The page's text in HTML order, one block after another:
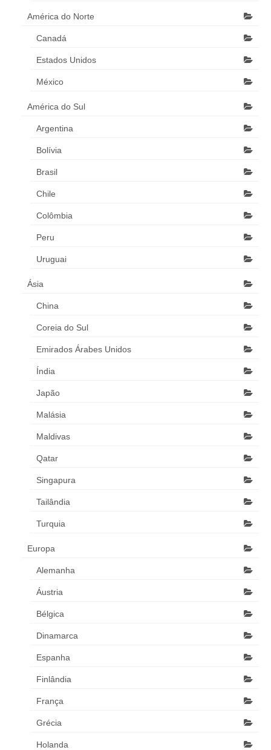
América do Norte
Canadá
Estados Unidos
México
América do Sul
Argentina
Bolívia
Brasil
Chile
Colômbia
Peru
Uruguai
Ásia
China
Coreia do Sul
Emirados Árabes Unidos
Índia
Japão
Malásia
Maldivas
Qatar
Singapura
Tailândia
Turquia
Europa
Alemanha
Áustria
Bélgica
Dinamarca
Espanha
Finlândia
França
Grécia
Holanda